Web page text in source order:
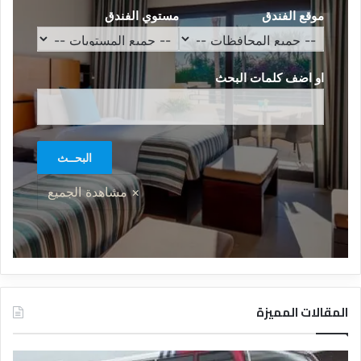
موقع الفندق مستوي الفندق
او اضف كلمات البحث
المقالات المميزة